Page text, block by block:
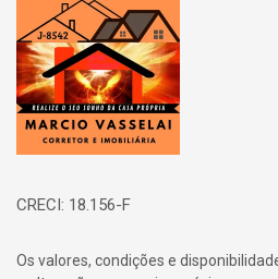
Página inicial
CRECI: 18.156-F
Os valores, condições e